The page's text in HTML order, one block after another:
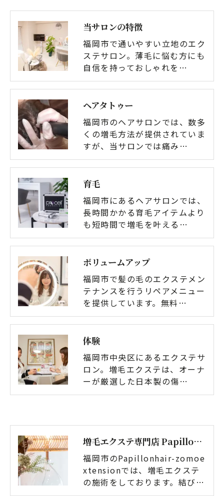
当サロンの特徴
福岡市で通いやすい立地のエク
ステサロン。薄毛に悩む方にも
自信を持っておしゃれを…
ヘアタトゥー
福岡市のヘアサロンでは、数多
くの増毛方法が提供されていま
すが、当サロンでは痛み…
育毛
福岡市にあるヘアサロンでは、
長時間かかる育毛アイテムより
も短時間で増毛を叶える…
ボリュームアップ
福岡市で髪の毛のエクステメン
テナンスを行うリペアメニュー
を提供しています。無料…
体験
福岡市中央区にあるエクステサ
ロン。増毛エクステは、オーナ
ーが厳選した日本製の傷…
増毛エクステ専門店 Papillon hair -zomo extension-
福岡市のPapillonhair-zomoe
xtensionでは、増毛エクステ
の施術をしております。結び…